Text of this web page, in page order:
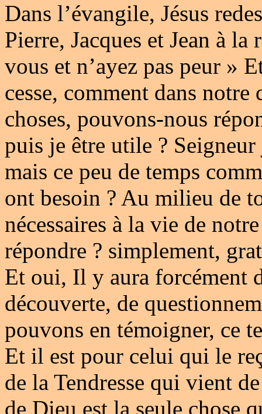
Dans l’évangile, Jésus
Pierre, Jacques et Jean à
vous et n’ayez pas peur »
cesse, comment dans
choses, pouvons-nous
puis je être utile ? Seigneur
mais ce peu de temps
ont besoin ? Au milieu de
nécessaires à la vie de
répondre ? simplement,
Et oui, Il y aura forcément
découverte, de
pouvons en témoigner, ce
Et il est pour celui qui le
de la Tendresse qui vient
de Dieu est la seule chose